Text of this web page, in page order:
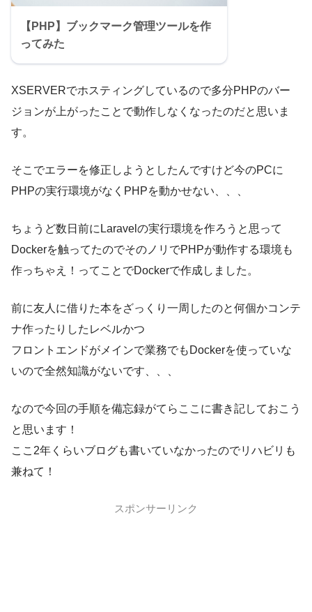
【PHP】ブックマーク管理ツールを作
ってみた
XSERVERでホスティングしているので多分PHPのバー
ジョンが上がったことで動作しなくなったのだと思いま
す。
そこでエラーを修正しようとしたんですけど今のPCに
PHPの実行環境がなくPHPを動かせない、、、
ちょうど数日前にLaravelの実行環境を作ろうと思って
Dockerを触ってたのでそのノリでPHPが動作する環境も
作っちゃえ！ってことでDockerで作成しました。
前に友人に借りた本をざっくり一周したのと何個かコンテ
ナ作ったりしたレベルかつ
フロントエンドがメインで業務でもDockerを使っていな
いので全然知識がないです、、、
なので今回の手順を備忘録がてらここに書き記しておこう
と思います！
ここ2年くらいブログも書いていなかったのでリハビリも
兼ねて！
スポンサーリンク